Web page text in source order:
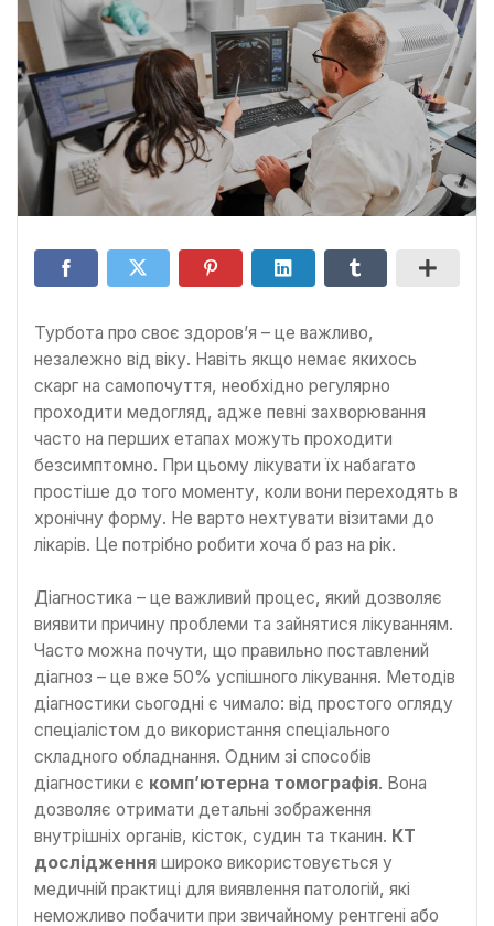
Турбота про своє здоров’я – це важливо,
незалежно від віку. Навіть якщо немає якихось
скарг на самопочуття, необхідно регулярно
проходити медогляд, адже певні захворювання
часто на перших етапах можуть проходити
безсимптомно. При цьому лікувати їх набагато
простіше до того моменту, коли вони переходять в
хронічну форму. Не варто нехтувати візитами до
лікарів. Це потрібно робити хоча б раз на рік.
Діагностика – це важливий процес, який дозволяє
виявити причину проблеми та зайнятися лікуванням.
Часто можна почути, що правильно поставлений
діагноз – це вже 50% успішного лікування. Методів
діагностики сьогодні є чимало: від простого огляду
спеціалістом до використання спеціального
складного обладнання. Одним зі способів
діагностики є комп’ютерна томографія. Вона
дозволяє отримати детальні зображення
внутрішніх органів, кісток, судин та тканин. КТ
дослідження широко використовується у
медичній практиці для виявлення патологій, які
неможливо побачити при звичайному рентгені або